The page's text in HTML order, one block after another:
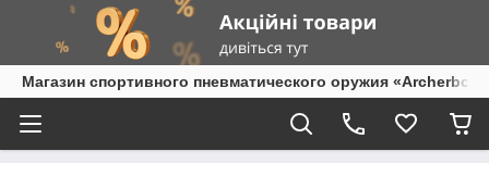
Магазин спортивного пневматического оружия